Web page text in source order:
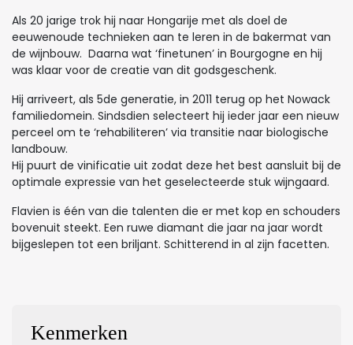
Als 20 jarige trok hij naar Hongarije met als doel de
eeuwenoude technieken aan te leren in de bakermat van
de wijnbouw. Daarna wat ‘finetunen’ in Bourgogne en hij
was klaar voor de creatie van dit godsgeschenk.
Hij arriveert, als 5de generatie, in 2011 terug op het Nowack
familiedomein. Sindsdien selecteert hij ieder jaar een nieuw
perceel om te ‘rehabiliteren’ via transitie naar biologische
landbouw.
Hij puurt de vinificatie uit zodat deze het best aansluit bij de
optimale expressie van het geselecteerde stuk wijngaard.
Flavien is één van die talenten die er met kop en schouders
bovenuit steekt. Een ruwe diamant die jaar na jaar wordt
bijgeslepen tot een briljant. Schitterend in al zijn facetten.
Kenmerken